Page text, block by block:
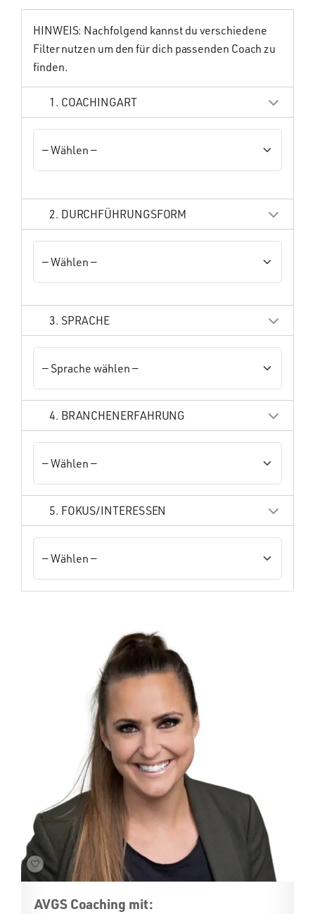
HINWEIS: Nachfolgend kannst du verschiedene
Filter nutzen um den für dich passenden Coach zu
finden.
1. COACHINGART
2. DURCHFÜHRUNGSFORM
3. SPRACHE
4. BRANCHENERFAHRUNG
5. FOKUS/INTERESSEN
AVGS Coaching mit: